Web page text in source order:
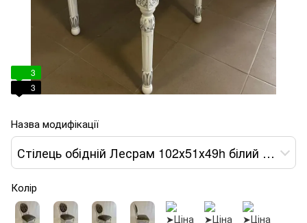
3
3
Назва модифікації
Стілець обідній Лесрам 102х51х49h білий тканина темно-сіра var 1
Колір